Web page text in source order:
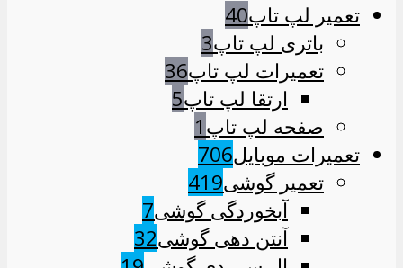
تعمیر لپ تاپ40
باتری لپ تاپ3
تعمیرات لپ تاپ36
ارتقا لپ تاپ5
صفحه لپ تاپ1
تعمیرات موبایل706
تعمیر گوشی419
آبخوردگی گوشی7
آنتن دهی گوشی32